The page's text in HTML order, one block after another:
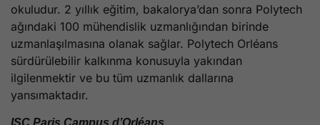
okuludur. 2 yıllık eğitim, bakalorya’dan sonra Polytech
ağındaki 100 mühendislik uzmanlığından birinde
uzmanlaşılmasına olanak sağlar. Polytech Orléans
sürdürülebilir kalkınma konusuyla yakından
ilgilenmektir ve bu tüm uzmanlık dallarına
yansımaktadır.